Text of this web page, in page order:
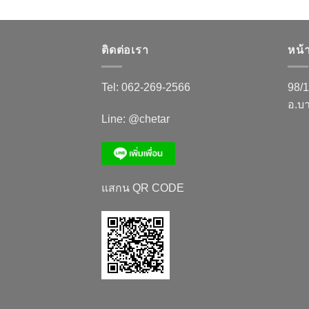
ติดต่อเรา
Tel: 062-269-2566
Line: @chetar
แสกน QR CODE
หน้
98/
อ.บ